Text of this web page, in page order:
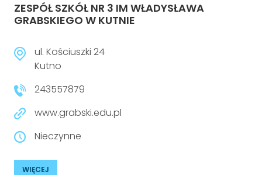
ZESPÓŁ SZKÓŁ NR 3 IM WŁADYSŁAWA
GRABSKIEGO W KUTNIE
ul. Kościuszki 24
Kutno
243557879
www.grabski.edu.pl
Nieczynne
WIĘCEJ